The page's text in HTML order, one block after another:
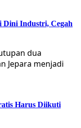
Dini Industri, Cegah
dua
Jepara menjadi
Harus Diikuti